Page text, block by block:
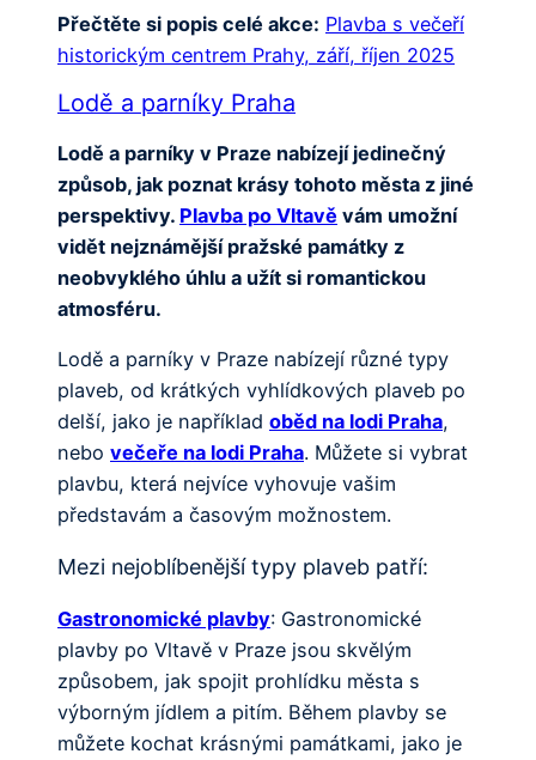
Přečtěte si popis celé akce: Plavba s večeří
historickým centrem Prahy, září, říjen 2025
Lodě a parníky Praha
Lodě a parníky v Praze nabízejí jedinečný
způsob, jak poznat krásy tohoto města z jiné
perspektivy. Plavba po Vltavě vám umožní
vidět nejznámější pražské památky z
neobvyklého úhlu a užít si romantickou
atmosféru.
Lodě a parníky v Praze nabízejí různé typy
plaveb, od krátkých vyhlídkových plaveb po
delší, jako je například oběd na lodi Praha,
nebo večeře na lodi Praha. Můžete si vybrat
plavbu, která nejvíce vyhovuje vašim
představám a časovým možnostem.
Mezi nejoblíbenější typy plaveb patří:
Gastronomické plavby: Gastronomické
plavby po Vltavě v Praze jsou skvělým
způsobem, jak spojit prohlídku města s
výborným jídlem a pitím. Během plavby se
můžete kochat krásnými památkami, jako je